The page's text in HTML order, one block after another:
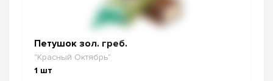
Петушок зол. греб.
"Красный Октябрь"
1 шт